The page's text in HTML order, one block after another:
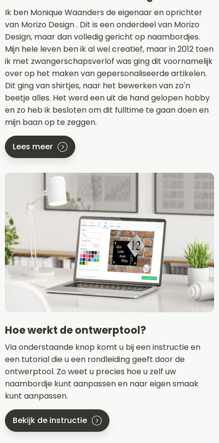
Ik ben Monique Waanders de eigenaar en oprichter
van Morizo Design . Dit is een onderdeel van Morizo
Design, maar dan volledig gericht op naambordjes.
Mijn hele leven ben ik al wel creatief, maar in 2012 toen
ik met zwangerschapsverlof was ging dit voornamelijk
over op het maken van gepersonaliseerde artikelen.
Dit ging van shirtjes, naar het bewerken van zo'n
beetje alles. Het werd een uit de hand gelopen hobby
en zo heb ik besloten om dit fulltime te gaan doen en
mijn baan op te zeggen.
Lees meer
Hoe werkt de ontwerptool?
Via onderstaande knop komt u bij een instructie en
een tutorial die u een rondleiding geeft door de
ontwerptool. Zo weet u precies hoe u zelf uw
naambordje kunt aanpassen en naar eigen smaak
kunt aanpassen.
Bekijk de instructie